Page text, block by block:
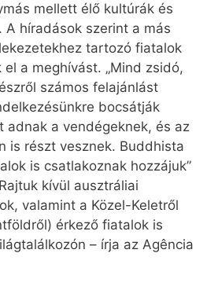
mellett élő kultúrák és
A híradások szerint a más
tartozó fiatalok
a meghívást. „Mind zsidó,
számos felajánlást
bocsátják
adnak a vendégeknek, és az
is részt vesznek. Buddhista
is csatlakoznak hozzájuk”
kívül ausztráliai
valamint a Közel-Keletről
érkező fiatalok is
– írja az Agência